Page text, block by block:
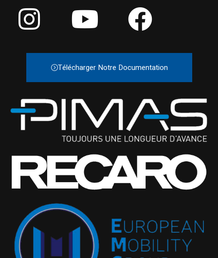
Télécharger Notre Documentation